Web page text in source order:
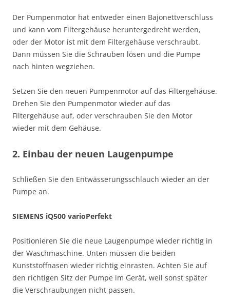
Der Pumpenmotor hat entweder einen Bajonettverschluss
und kann vom Filtergehäuse heruntergedreht werden,
oder der Motor ist mit dem Filtergehäuse verschraubt.
Dann müssen Sie die Schrauben lösen und die Pumpe
nach hinten wegziehen.
Setzen Sie den neuen Pumpenmotor auf das Filtergehäuse.
Drehen Sie den Pumpenmotor wieder auf das
Filtergehäuse auf, oder verschrauben Sie den Motor
wieder mit dem Gehäuse.
2. Einbau der neuen Laugenpumpe
Schließen Sie den Entwässerungsschlauch wieder an der
Pumpe an.
SIEMENS iQ500 varioPerfekt
Positionieren Sie die neue Laugenpumpe wieder richtig in
der Waschmaschine. Unten müssen die beiden
Kunststoffnasen wieder richtig einrasten. Achten Sie auf
den richtigen Sitz der Pumpe im Gerät, weil sonst später
die Verschraubungen nicht passen.